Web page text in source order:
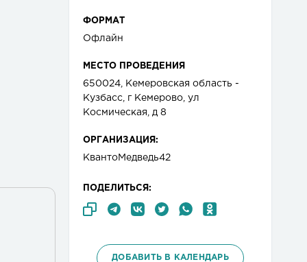
ФОРМАТ
Офлайн
МЕСТО ПРОВЕДЕНИЯ
650024, Кемеровская область -
Кузбасс, г Кемерово, ул
Космическая, д 8
ОРГАНИЗАЦИЯ:
КвантоМедведь42
ПОДЕЛИТЬСЯ:
ДОБАВИТЬ В КАЛЕНДАРЬ